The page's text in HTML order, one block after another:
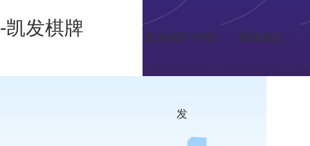
-凯发棋牌 凯发棋牌-PA凯
发
集团概况